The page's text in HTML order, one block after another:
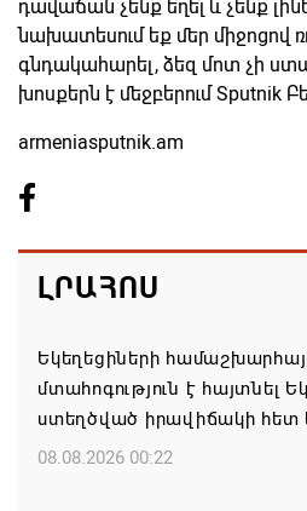
դավաճան չենք եղել և չենք
նախատեսում եք մեր միջոցով
գնդակահարել, ձեզ մոտ չի
խոսքերն է մեջբերում Sputnik
armeniasputnik.am
ԼՐԱՀՈՍ
Եկեղեցիների
մտահոգություն է հայտնել
ստեղծված իրավիճակի
08.08.2026 00:22